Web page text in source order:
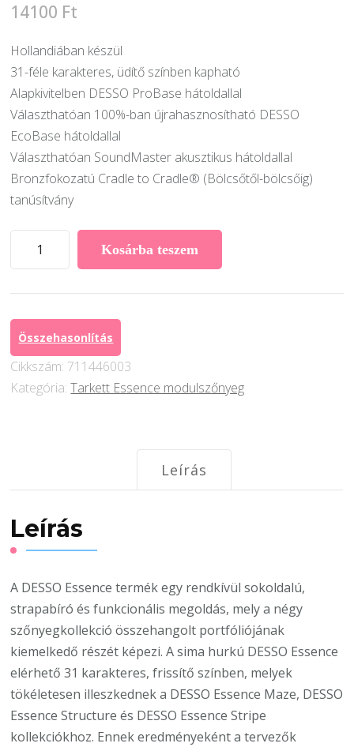
14100 Ft
Hollandiában készül
31-féle karakteres, üdítő színben kapható
Alapkivitelben DESSO ProBase hátoldallal
Választhatóan 100%-ban újrahasznosítható DESSO
EcoBase hátoldallal
Választhatóan SoundMaster akusztikus hátoldallal
Bronzfokozatú Cradle to Cradle® (Bölcsőtől-bölcsőig)
tanúsítvány
2923
mennyiség
Kosárba teszem
Összehasonlítás
Cikkszám: 711446003
Kategória:Tarkett Essence modulszőnyeg
Leírás
Leírás
A DESSO Essence termék egy rendkívül sokoldalú,
strapabíró és funkcionális megoldás, mely a négy
szőnyegkollekció összehangolt portfóliójának
kiemelkedő részét képezi. A sima hurkú DESSO Essence
elérhető 31 karakteres, frissítő színben, melyek
tökéletesen illeszkednek a DESSO Essence Maze, DESSO
Essence Structure és DESSO Essence Stripe
kollekciókhoz. Ennek eredményeként a tervezők